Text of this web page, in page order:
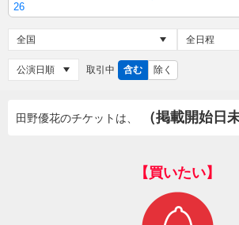
26
取引中 含む 除く
田野優花のチケットは、 （掲載開始日
【買いたい】